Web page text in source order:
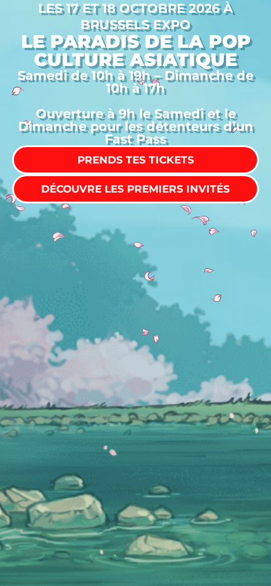
LES 17 ET 18 OCTOBRE 2026 À
BRUSSELS EXPO
LE PARADIS DE LA POP
CULTURE ASIATIQUE
Samedi de 10h à 19h – Dimanche de
10h à 17h
Ouverture à 9h le Samedi et le
Dimanche pour les détenteurs d’un
Fast Pass
PRENDS TES TICKETS
DÉCOUVRE LES PREMIERS INVITÉS